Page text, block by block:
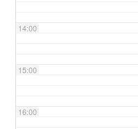
14:00
15:00
16:00